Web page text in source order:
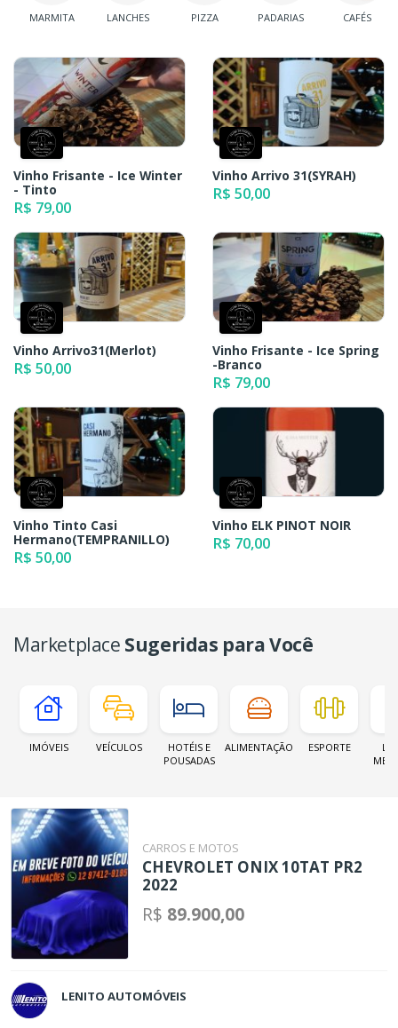
MARMITA LANCHES PIZZA PADARIAS CAFÉS
Vinho Frisante - Ice Winter
- Tinto
R$ 79,00
Vinho Arrivo 31(SYRAH)
R$ 50,00
Vinho Arrivo31(Merlot)
R$ 50,00
Vinho Frisante - Ice Spring
-Branco
R$ 79,00
Vinho Tinto Casi
Hermano(TEMPRANILLO)
R$ 50,00
Vinho ELK PINOT NOIR
R$ 70,00
Marketplace Sugeridas para Você
IMÓVEIS VEÍCULOS
HOTÉIS E
POUSADAS
ALIMENTAÇÃO ESPORTE
CARROS E MOTOS
CHEVROLET ONIX 10TAT PR2
2022
R$ 89.900,00
LENITO AUTOMÓVEIS